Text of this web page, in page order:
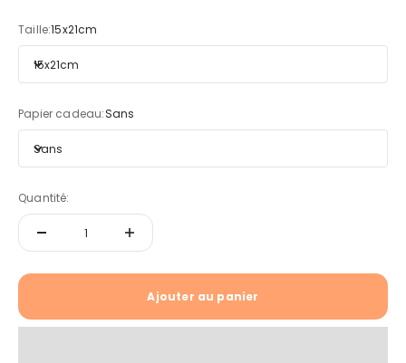
Taille:15x21cm
15x21cm
Papier cadeau:Sans
Sans
Quantité:
Ajouter au panier